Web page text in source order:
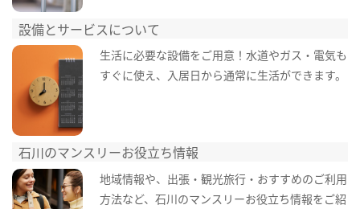
設備とサービスについて
生活に必要な設備をご用意！水道やガス・電気も
すぐに使え、入居日から通常に生活ができます。
石川のマンスリーお役立ち情報
地域情報や、出張・観光旅行・おすすめのご利用
方法など、石川のマンスリーお役立ち情報をご紹